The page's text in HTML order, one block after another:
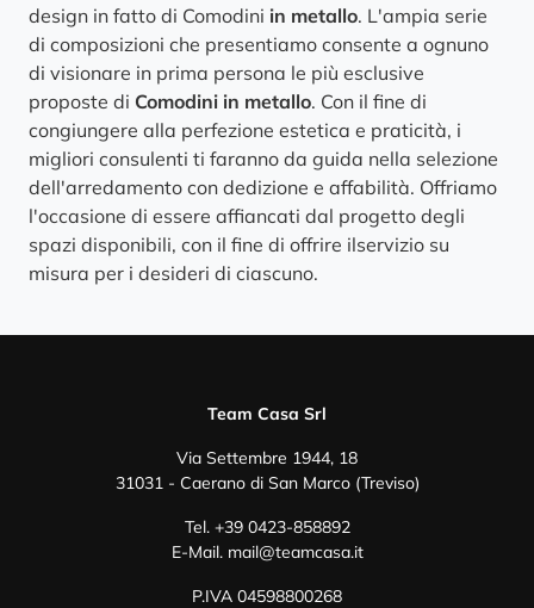
design in fatto di Comodini in metallo. L'ampia serie
di composizioni che presentiamo consente a ognuno
di visionare in prima persona le più esclusive
proposte di Comodini in metallo. Con il fine di
congiungere alla perfezione estetica e praticità, i
migliori consulenti ti faranno da guida nella selezione
dell'arredamento con dedizione e affabilità. Offriamo
l'occasione di essere affiancati dal progetto degli
spazi disponibili, con il fine di offrire ilservizio su
misura per i desideri di ciascuno.
Team Casa Srl
Via Settembre 1944, 18
31031 - Caerano di San Marco (Treviso)
Tel. +39 0423-858892
E-Mail. mail@teamcasa.it
P.IVA 04598800268